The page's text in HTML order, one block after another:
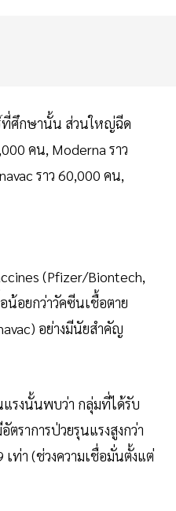
ที่ศึกษานั้น ส่วนใหญ่ฉีด
คน, Moderna ราว
ราว 60,000 คน,
(Pfizer/Biontech,
อยกว่าวัคซีนเชื้อตาย
อย่างมีนัยสำคัญ
รงนั้นพบว่า กลุ่มที่ได้รับ
ตราการป่วยรุนแรงสูงกว่า
ท่า (ช่วงความเชื่อมั่นตั้งแต่